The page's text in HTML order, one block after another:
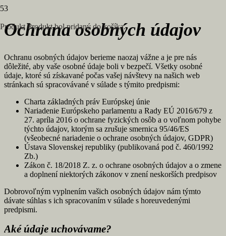
ProduktProduktbol pridaný do košíka.
Ochrana osobných údajov
Ochranu osobných údajov berieme naozaj vážne a je pre nás
dôležité, aby vaše osobné údaje boli v bezpečí. Všetky osobné
údaje, ktoré sú získavané počas vašej návštevy na našich web
stránkach sú spracovávané v súlade s týmito predpismi:
Charta základných práv Európskej únie
Nariadenie Európskeho parlamentu a Rady EÚ 2016/679 z
27. apríla 2016 o ochrane fyzických osôb a o voľnom pohybe
týchto údajov, ktorým sa zrušuje smernica 95/46/ES
(všeobecné nariadenie o ochrane osobných údajov, GDPR)
Ústava Slovenskej republiky (publikovaná pod č. 460/1992
Zb.)
Zákon č. 18/2018 Z. z. o ochrane osobných údajov a o zmene
a doplnení niektorých zákonov v znení neskorších predpisov
Dobrovoľným vyplnením vašich osobných údajov nám týmto
dávate súhlas s ich spracovaním v súlade s horeuvedenými
predpismi.
Aké údaje uchovávame?